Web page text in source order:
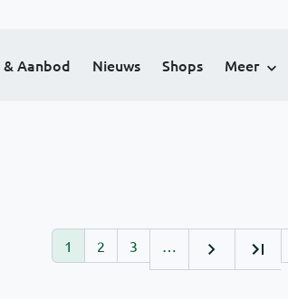
Aanbod Nieuws Shops Meer
1 2 3 …